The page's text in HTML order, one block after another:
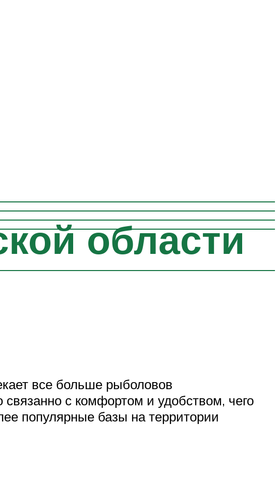
области
все больше рыболовов
с комфортом и удобством, чего
популярные базы на территории